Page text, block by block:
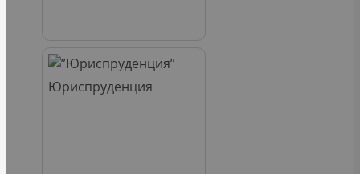
Юриспруденция